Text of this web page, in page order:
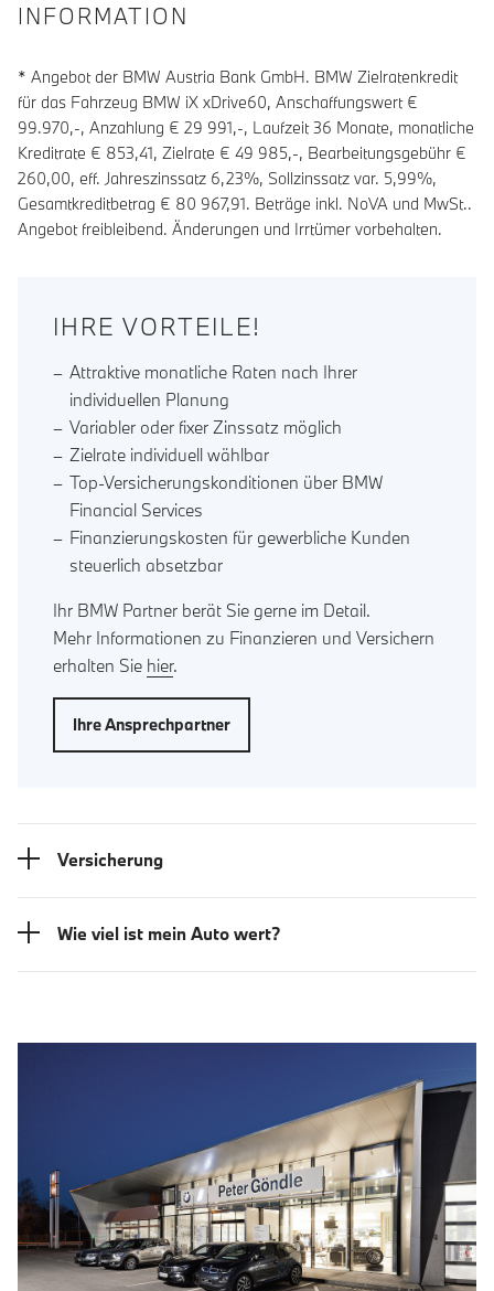
INFORMATION
* Angebot der BMW Austria Bank GmbH. BMW Zielratenkredit
für das Fahrzeug BMW iX xDrive60, Anschaffungswert €
99.970,-, Anzahlung € 29 991,-, Laufzeit36 Monate, monatliche
Kreditrate € 853,41, Zielrate € 49 985,-, Bearbeitungsgebühr €
260,00, eff. Jahreszinssatz 6,23%, Sollzinssatz var. 5,99%,
Gesamtkreditbetrag € 80 967,91. Beträge inkl. NoVA und MwSt..
Angebot freibleibend. Änderungen und Irrtümer vorbehalten.
IHRE VORTEILE!
Attraktive monatliche Raten nach Ihrer
individuellen Planung
Variabler oder fixer Zinssatz möglich
Zielrate individuell wählbar
Top-Versicherungskonditionen über BMW
Financial Services
Finanzierungskosten für gewerbliche Kunden
steuerlich absetzbar
Ihr BMW Partner berät Sie gerne im Detail.
Mehr Informationen zu Finanzieren und Versichern
erhalten Sie hier.
Ihre Ansprechpartner
Versicherung
Wie viel ist mein Auto wert?